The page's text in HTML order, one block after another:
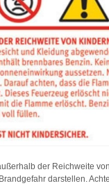
der Reichweite
darstellen.